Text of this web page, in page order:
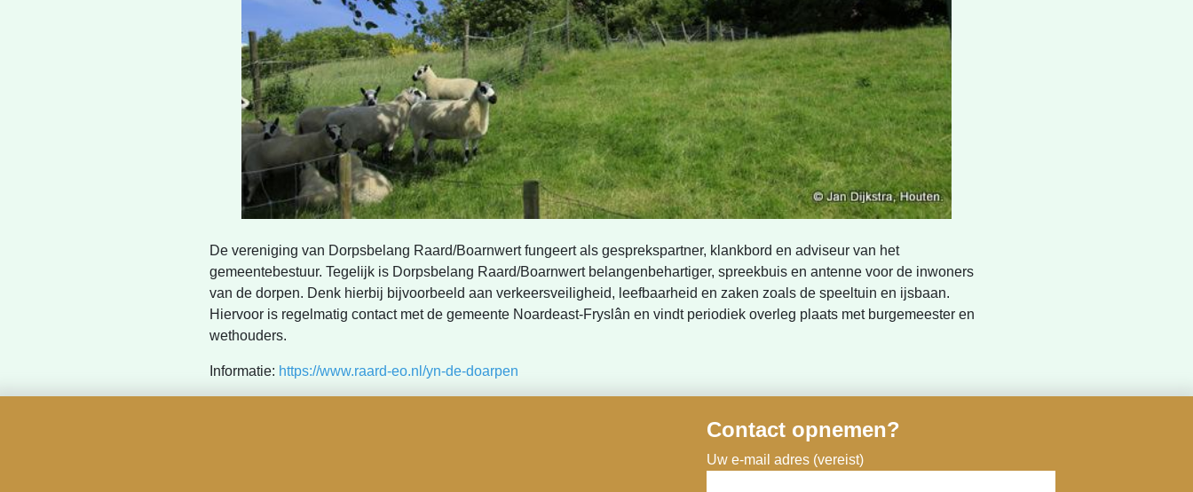
De vereniging van Dorpsbelang Raard/Boarnwert fungeert als gesprekspartner, klankbord en adviseur van het
gemeentebestuur. Tegelijk is Dorpsbelang Raard/Boarnwert belangenbehartiger, spreekbuis en antenne voor de inwoners
van de dorpen. Denk hierbij bijvoorbeeld aan verkeersveiligheid, leefbaarheid en zaken zoals de speeltuin en ijsbaan.
Hiervoor is regelmatig contact met de gemeente Noardeast-Fryslân en vindt periodiek overleg plaats met burgemeester en
wethouders.
Informatie: https://www.raard-eo.nl/yn-de-doarpen
Contact opnemen?
Uw e-mail adres (vereist)